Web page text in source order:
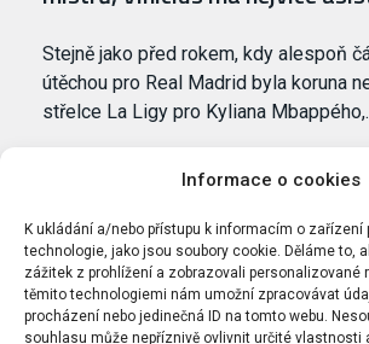
Informace o cookies
K ukládání a/nebo přístupu k informacím o zařízení
technologie, jako jsou soubory cookie. Děláme to,
zážitek z prohlížení a zobrazovali personalizované
těmito technologiemi nám umožní zpracovávat
procházení nebo jedinečná ID na tomto webu.
souhlasu může nepříznivě ovlivnit určité vlastnosti
Stejně jako před rokem, kdy alespoň
útěchou pro Real Madrid byla koruna
střelce La Ligy pro Kyliana